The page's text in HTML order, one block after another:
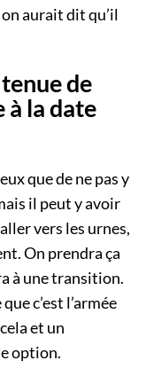
aurait dit qu’il
de
à la date
que de ne pas y
il peut y avoir
vers les urnes,
On prendra ça
à une transition.
c’est l’armée
et un
option.